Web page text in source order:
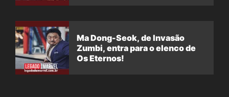
Ma Dong-Seok, de Invasão
Zumbi, entra para o elenco de
Os Eternos!